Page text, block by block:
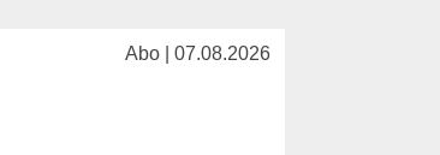
Abo | 07.08.2026